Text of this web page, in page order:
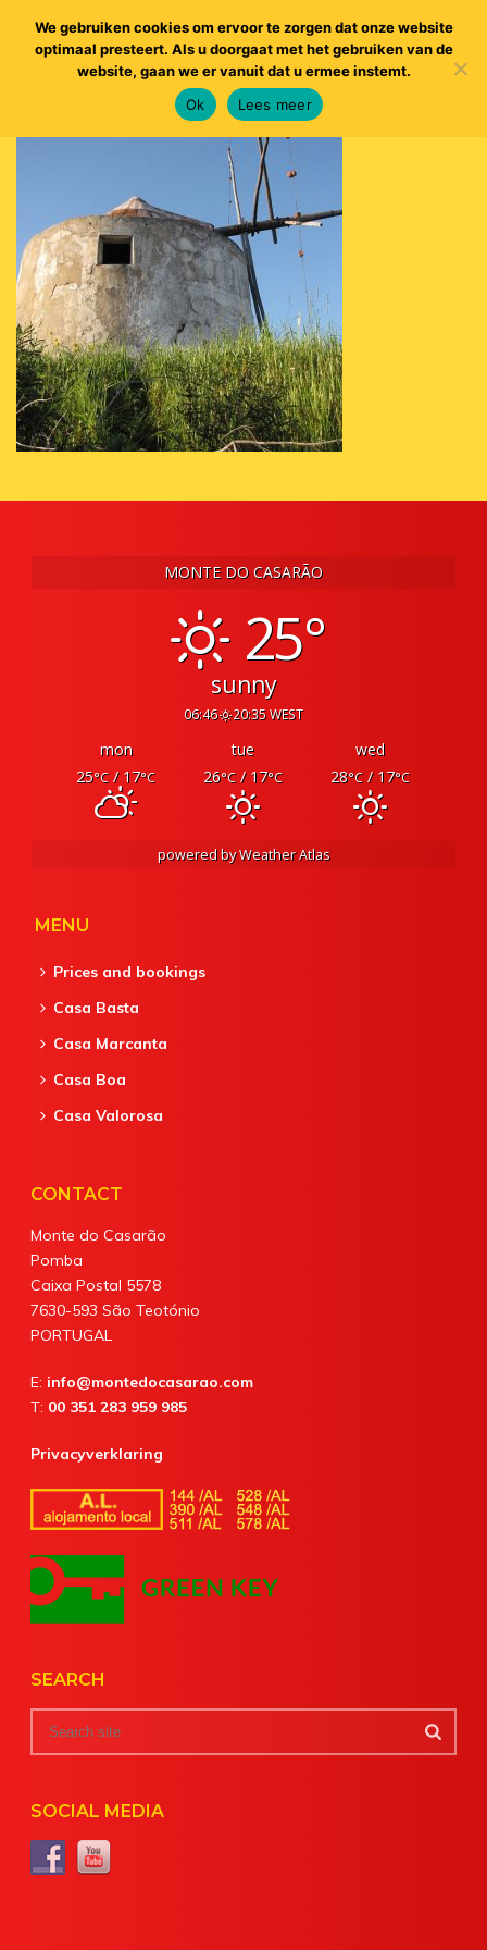
MONTE DO CASARÃO
25°
sunny
06:46 20:35 WEST
mon tue
wed
25°C/ 17°C 26°C/ 17°C 28°C/ 17°C
powered byWeather Atlas
MENU
Prices and bookings
Casa Basta
Casa Marcanta
Casa Boa
Casa Valorosa
CONTACT
Monte do Casarão
Pomba
Caixa Postal 5578
7630-593 São Teotónio
PORTUGAL
E: info@montedocasarao.com
T: 00 351 283 959 985
Privacyverklaring
SEARCH
SOCIAL MEDIA
We gebruiken cookies om ervoor te zorgen dat onze website
optimaal presteert. Als u doorgaat met het gebruiken van de
website, gaan we er vanuit dat u ermee instemt.
Ok
Lees meer